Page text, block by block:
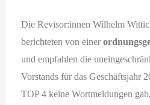
Die Revisor:innen Wilhelm
berichteten von einer
und empfahlen die
Vorstands für das Geschäftsjahr
TOP 4 keine Wortmeldungen